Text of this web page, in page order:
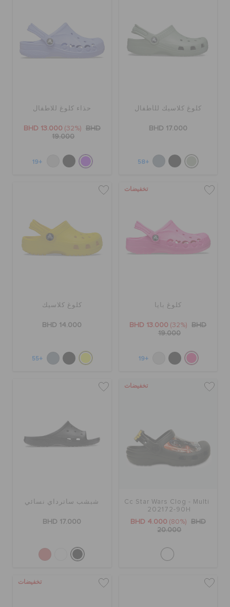
كلوغ كلاسيك للأطفال
BHD 17.000
+58
حذاء كلوغ للاطفال
BHD 13.000 (32%)
BHD
19.000
+19
تخفيضات
كلوغ بايا
BHD 13.000 (32%)
BHD
19.000
+19
كلوغ كلاسيك
BHD 14.000
+55
تخفيضات
Cc Star Wars Clog - Multi
202172-90H
BHD 4.000 (80%)
BHD
20.000
شبشب ساترداي نسائي
BHD 17.000
تخفيضات